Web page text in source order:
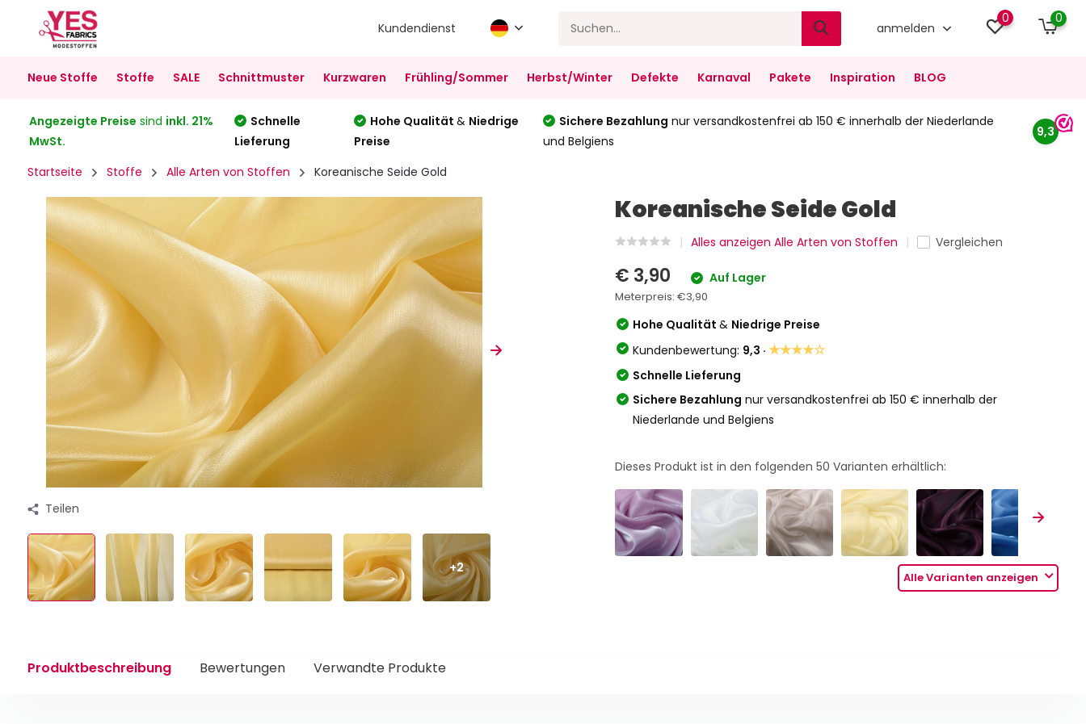
Kundendienst anmelden
0 0
Neue Stoffe Stoffe SALE Schnittmuster Kurzwaren Frühling/Sommer Herbst/Winter Defekte Karnaval Pakete Inspiration BLOG
Angezeigte Preise sind inkl. 21%
MwSt.
Schnelle
Lieferung
Hohe Qualität& Niedrige
Preise
Sichere Bezahlung nur versandkostenfrei ab 150 € innerhalb der Niederlande
und Belgiens
9,3
Startseite Stoffe Alle Arten von Stoffen Koreanische Seide Gold
Teilen
+2
Koreanische Seide Gold
Alles anzeigen Alle Arten von Stoffen Vergleichen
€ 3,90 Auf Lager
Meterpreis:€3,90
Hohe Qualität& Niedrige Preise
Kundenbewertung: 9,3 ·★★★★☆
Schnelle Lieferung
Sichere Bezahlung nur versandkostenfrei ab 150 € innerhalb der
Niederlande und Belgiens
Dieses Produkt ist in den folgenden50 Varianten erhältlich:
Alle Varianten anzeigen
Produktbeschreibung Bewertungen Verwandte Produkte